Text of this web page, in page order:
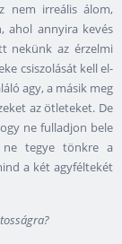
nem irreális álom,
ahol annyira kevés
nekünk az érzelmi
csiszolását kell el-
agy, a másik meg
az ötleteket. De
ne fulladjon bele
ne tegye tönkre a
a két agyféltekét